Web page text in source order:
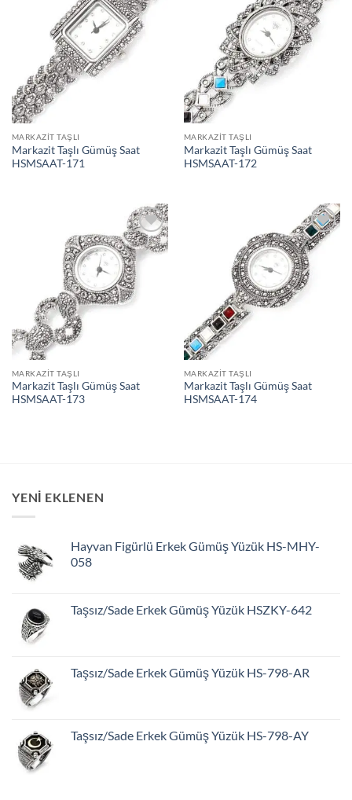
İstek
Listeme
Ekle
MARKAZIT TAŞLI
Markazit Taşlı Gümüş Saat
HSMSAAT-171
İstek
Listeme
Ekle
MARKAZIT TAŞLI
Markazit Taşlı Gümüş Saat
HSMSAAT-172
İstek
Listeme
MARKAZIT TAŞLI
Markazit Taşlı Gümüş Saat
HSMSAAT-173
İstek
Listeme
Ekle
MARKAZIT TAŞLI
Markazit Taşlı Gümüş Saat
HSMSAAT-174
YENİ EKLENEN
Hayvan Figürlü Erkek Gümüş Yüzük HS-MHY-
058
Taşsız/Sade Erkek Gümüş Yüzük HSZKY-642
Taşsız/Sade Erkek Gümüş Yüzük HS-798-AR
Taşsız/Sade Erkek Gümüş Yüzük HS-798-AY